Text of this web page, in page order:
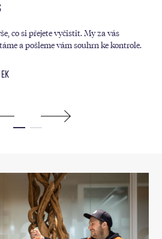
co si přejete vyčistit. My za vás
a pošleme vám souhrn ke kontrole.